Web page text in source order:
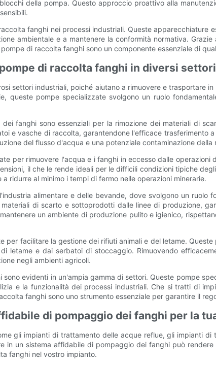
della pompa. Questo approccio proattivo alla
fanghi nei processi industriali. Queste apparecchiature
ambientale e a mantenere la conformità normativa.
di raccolta fanghi sono un componente essenziale di
di raccolta fanghi in diversi settori
settori industriali, poiché aiutano a rimuovere e trasportare
queste pompe specializzate svolgono un ruolo
fanghi sono essenziali per la rimozione dei materiali di
e vasche di raccolta, garantendone l'efficace trasferimento
del flusso d'acqua e una potenziale contaminazione della
per rimuovere l'acqua e i fanghi in eccesso dalle
il che le rende ideali per le difficili condizioni tipiche
ridurre al minimo i tempi di fermo nelle operazioni minerarie.
alimentare e delle bevande, dove svolgono un ruolo
di scarto e sottoprodotti dalle linee di produzione,
un ambiente di produzione pulito e igienico,
facilitare la gestione dei rifiuti animali e del letame.
letame e dai serbatoi di stoccaggio. Rimuovendo
negli ambienti agricoli.
evidenti in un'ampia gamma di settori. Queste pompe
e la funzionalità dei processi industriali. Che si tratti di
fanghi sono uno strumento essenziale per garantire il
di pompaggio dei fanghi per la
gli impianti di trattamento delle acque reflue, gli impianti di
in un sistema affidabile di pompaggio dei fanghi può
fanghi nel vostro impianto.